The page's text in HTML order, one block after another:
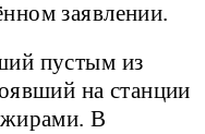
заявлении.
пустым из
на станции
В